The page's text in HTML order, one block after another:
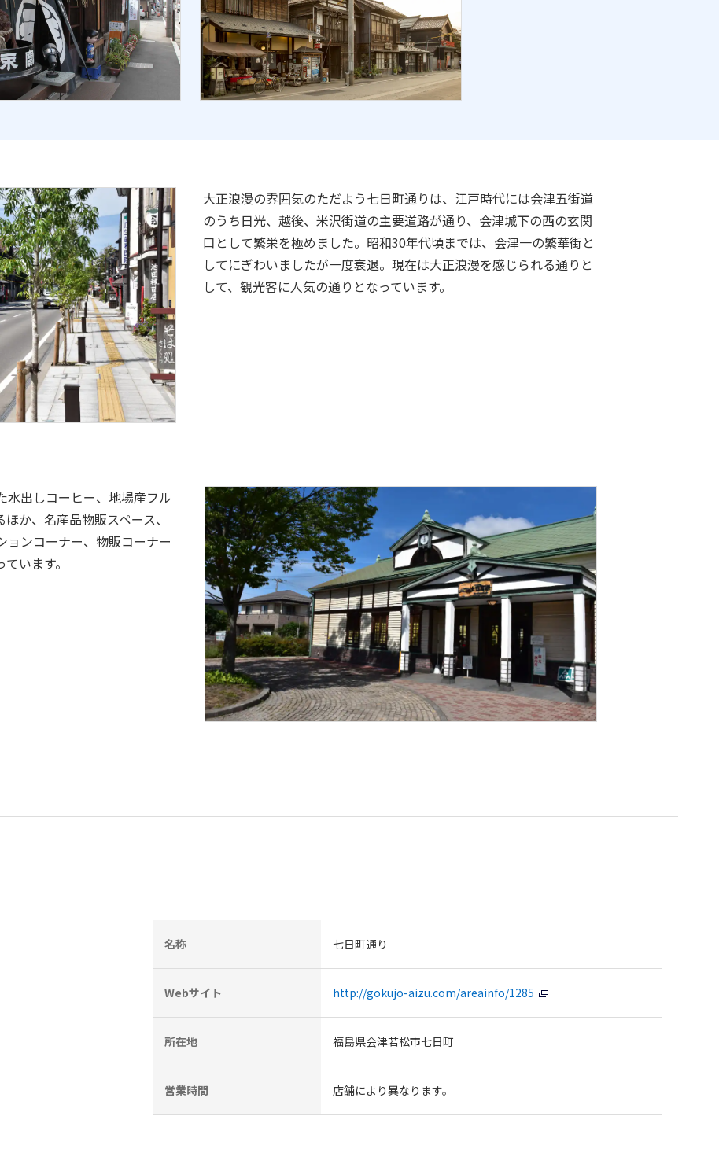
大正浪漫の雰囲気のただよう七日町通りは、江戸時代には会津五街道
のうち日光、越後、米沢街道の主要道路が通り、会津城下の西の玄関
口として繁栄を極めました。昭和30年代頃までは、会津一の繁華街と
してにぎわいましたが一度衰退。現在は大正浪漫を感じられる通りと
して、観光客に人気の通りとなっています。
水出しコーヒー、地場産フル
か、名産品物販スペース、
ンコーナー、物販コーナー
います。
名称 七日町通り
Webサイト http://gokujo-aizu.com/areainfo/1285
所在地 福島県会津若松市七日町
営業時間 店舗により異なります。